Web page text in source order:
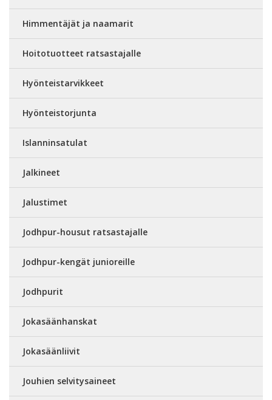
Himmentäjät ja naamarit
Hoitotuotteet ratsastajalle
Hyönteistarvikkeet
Hyönteistorjunta
Islanninsatulat
Jalkineet
Jalustimet
Jodhpur-housut ratsastajalle
Jodhpur-kengät junioreille
Jodhpurit
Jokasäänhanskat
Jokasäänliivit
Jouhien selvitysaineet